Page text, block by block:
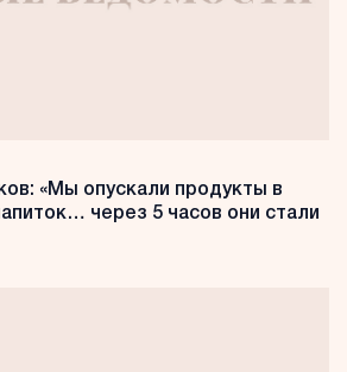
«Мы опускали продукты в
через 5 часов они стали